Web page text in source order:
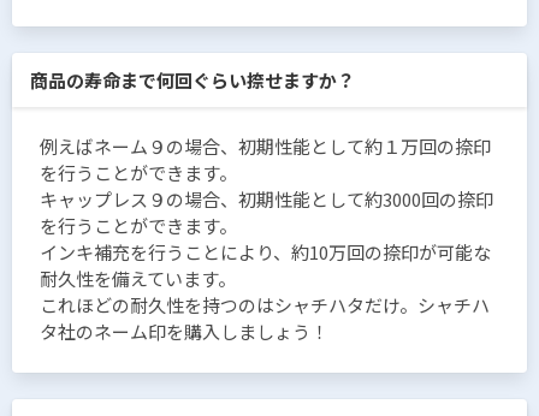
商品の寿命まで何回ぐらい捺せますか？
例えばネーム９の場合、初期性能として約１万回の捺印
を行うことができます。
キャップレス９の場合、初期性能として約3000回の捺印
を行うことができます。
インキ補充を行うことにより、約10万回の捺印が可能な
耐久性を備えています。
これほどの耐久性を持つのはシャチハタだけ。シャチハ
タ社のネーム印を購入しましょう！